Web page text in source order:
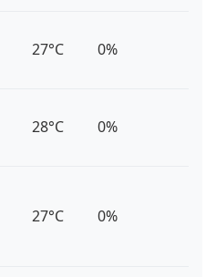
27°C 0%
28°C 0%
27°C 0%